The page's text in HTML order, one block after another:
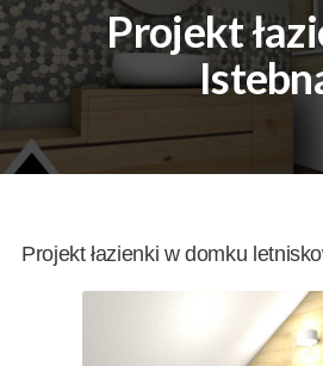
Projekt
Projekt łazienki w domku